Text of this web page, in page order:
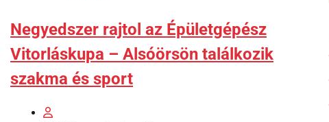
Negyedszer rajtol az Épületgépész
Vitorláskupa – Alsóörsön találkozik
szakma és sport